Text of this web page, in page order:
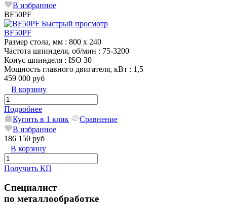
В избранное
BF50PF
Быстрый просмотр
BF50PF
Размер стола, мм : 800 x 240
Частота шпинделя, об/мин : 75-3200
Конус шпинделя : ISO 30
Мощность главного двигателя, кВт : 1,5
459 000 руб
В корзину
Подробнее
Купить в 1 клик
Сравнение
В избранное
186 150 руб
В корзину
Получить КП
Специалист
по металлообработке